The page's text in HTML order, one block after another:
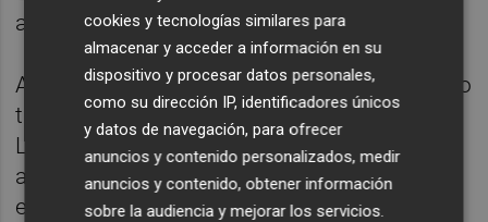
alcanzara el descanso con un 14-6.
Austria decidió asumir riesgos en el segundo
tiempo y proyectó sus ataques con un 7-0.
Lógicamente generó problemas por un lado
a las españolas, pero al tiempo se convirtió
en una posibilidad de contragolpe,
cookies y tecnologías similares para
almacenar y acceder a información en su
dispositivo y procesar datos personales,
como su dirección IP, identificadores únicos
y datos de navegación, para ofrecer
anuncios y contenido personalizados, medir
anuncios y contenido, obtener información
sobre la audiencia y mejorar los servicios.